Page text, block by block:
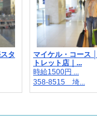
タ
マイケル・コース
トレット店｜...
時給1500円 ...
358-8515 埼...